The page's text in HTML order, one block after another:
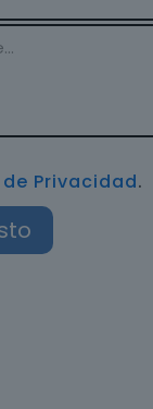
Privacidad.